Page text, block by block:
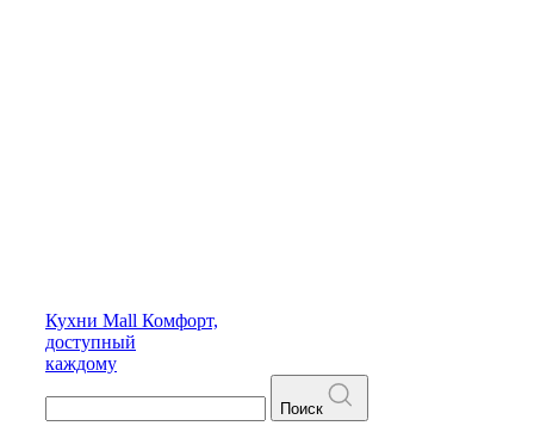
Кухни Mall Комфорт,
доступный
каждому
Поиск